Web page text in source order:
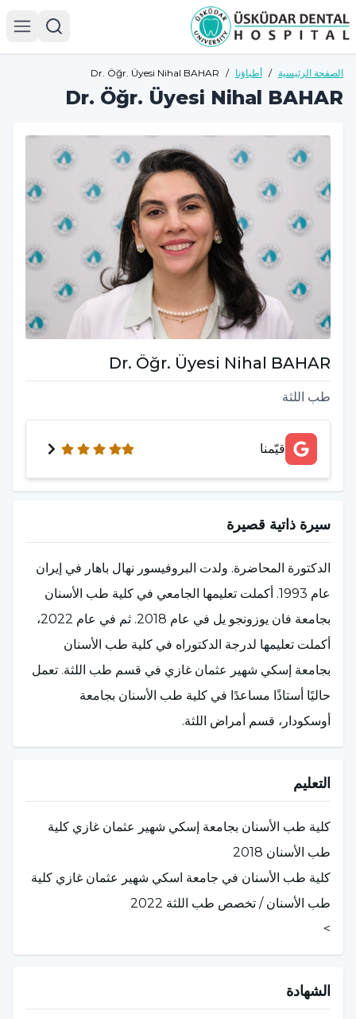
الصفحة الرئيسية / أطباؤنا /
Dr. Öğr. Üyesi Nihal BAHAR
Dr. Öğr. Üyesi Nihal BAHAR
Dr. Öğr. Üyesi Nihal BAHAR
طب اللثة
قيّمنا
سيرة ذاتية قصيرة
الدكتورة المحاضرة. ولدت البروفيسور نهال باهار في إيران
عام 1993. أكملت تعليمها الجامعي في كلية طب الأسنان
بجامعة فان يوزونجو يل في عام 2018. ثم في عام 2022،
أكملت تعليمها لدرجة الدكتوراه في كلية طب الأسنان
بجامعة إسكي شهير عثمان غازي في قسم طب اللثة. تعمل
حاليًا أستاذًا مساعدًا في كلية طب الأسنان بجامعة
أوسكودار، قسم أمراض اللثة.
التعليم
كلية طب الأسنان بجامعة إسكي شهير عثمان غازي كلية
طب الأسنان 2018
كلية طب الأسنان في جامعة اسكي شهير عثمان غازي كلية
طب الأسنان / تخصص طب اللثة 2022
>
الشهادة